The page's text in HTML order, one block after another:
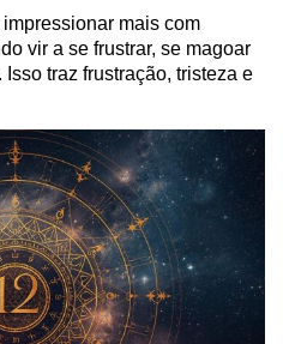
mais com
vir a se frustrar, se magoar
traz frustração, tristeza e